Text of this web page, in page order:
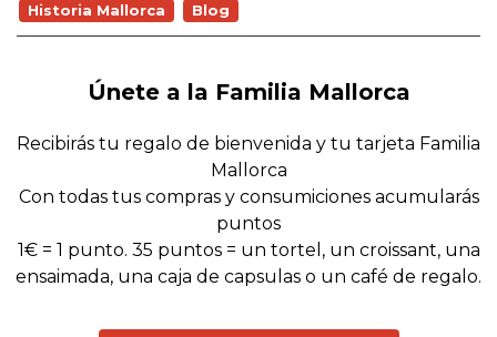
Historia Mallorca
Blog
Únete a la Familia Mallorca
Recibirás tu regalo de bienvenida y tu tarjeta Familia
Mallorca
Con todas tus compras y consumiciones acumularás
puntos
1€ = 1 punto. 35 puntos = un tortel, un croissant, una
ensaimada, una caja de capsulas o un café de regalo.